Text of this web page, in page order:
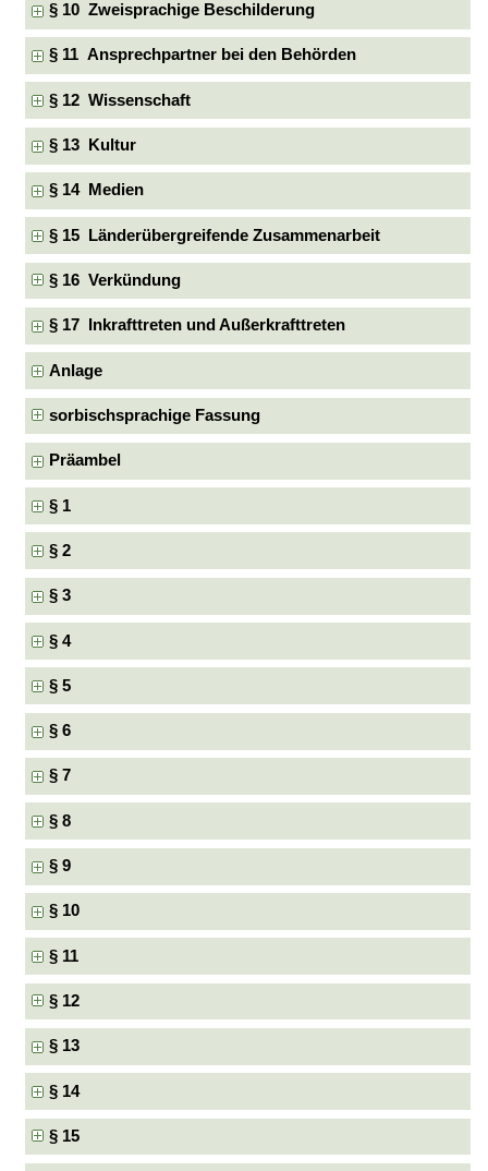
§ 10 Zweisprachige Beschilderung
§ 11 Ansprechpartner bei den Behörden
§ 12 Wissenschaft
§ 13 Kultur
§ 14 Medien
§ 15 Länderübergreifende Zusammenarbeit
§ 16 Verkündung
§ 17 Inkrafttreten und Außerkrafttreten
Anlage
sorbischsprachige Fassung
Präambel
§ 1
§ 2
§ 3
§ 4
§ 5
§ 6
§ 7
§ 8
§ 9
§ 10
§ 11
§ 12
§ 13
§ 14
§ 15